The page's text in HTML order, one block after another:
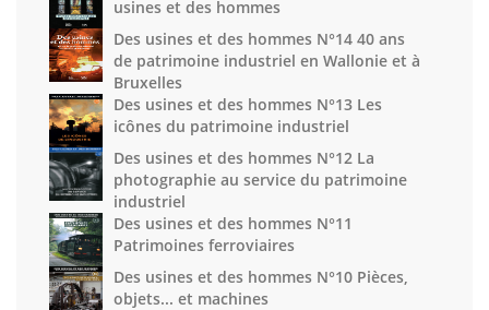
usines et des hommes
Des usines et des hommes N°14 40 ans
de patrimoine industriel en Wallonie et à
Bruxelles
Des usines et des hommes N°13 Les
icônes du patrimoine industriel
Des usines et des hommes N°12 La
photographie au service du patrimoine
industriel
Des usines et des hommes N°11
Patrimoines ferroviaires
Des usines et des hommes N°10 Pièces,
objets... et machines